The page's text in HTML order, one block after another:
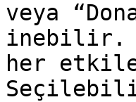
veya
inebilir.
her